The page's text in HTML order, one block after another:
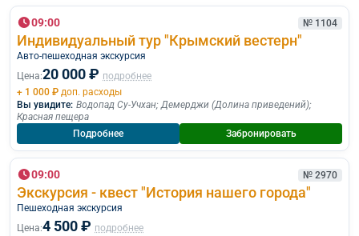
09:00 № 1104
Индивидуальный тур "Крымский вестерн"
Авто-пешеходная экскурсия
Цена:20 000 ₽ подробнее
+ 1 000 ₽ доп. расходы
Вы увидите: Водопад Су-Учхан;Демерджи (Долина приведений);
Красная пещера
Подробнее
Забронировать
09:00 № 2970
Экскурсия - квест "История нашего города"
Пешеходная экскурcия
Цена:4 500 ₽ подробнее